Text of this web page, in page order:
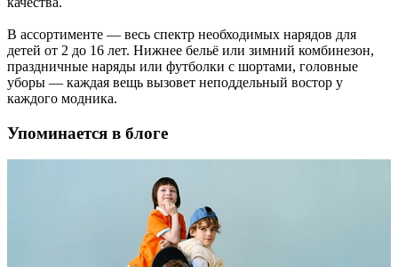
В ассортименте — весь спектр необходимых нарядов для
детей от 2 до 16 лет. Нижнее бельё или зимний комбинезон,
праздничные наряды или футболки с шортами, головные
уборы — каждая вещь вызовет неподдельный востор у
каждого модника.
Упоминается в блоге